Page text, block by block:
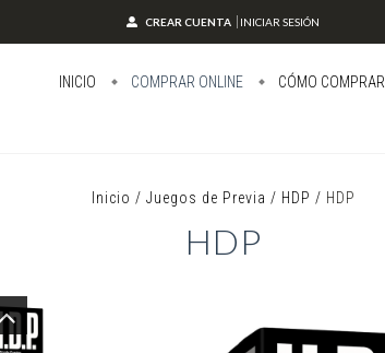
CREAR CUENTA INICIAR SESIÓN
INICIO COMPRAR ONLINE CÓMO COMPRAR
Inicio / Juegos de Previa / HDP / HDP
HDP